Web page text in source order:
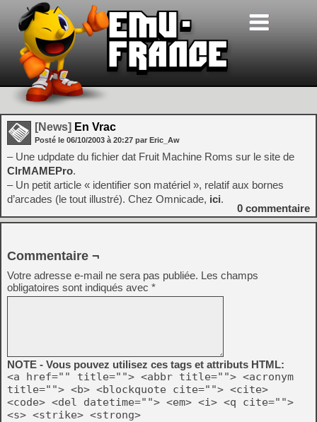
[News] En Vrac
Posté le 06/10/2003 à 20:27 par Eric_Aw
– Une udpdate du fichier dat Fruit Machine Roms sur le site de
ClrMAMEPro.
– Un petit article « identifier son matériel », relatif aux bornes
d’arcades (le tout illustré). Chez Omnicade, ici.
0 commentaire
Commentaire ¬
Votre adresse e-mail ne sera pas publiée. Les champs
obligatoires sont indiqués avec *
NOTE - Vous pouvez utilisez ces tags et attributs HTML:
<a href="" title=""> <abbr title=""> <acronym
title=""> <b> <blockquote cite=""> <cite>
<code> <del datetime=""> <em> <i> <q cite="">
<s> <strike> <strong>